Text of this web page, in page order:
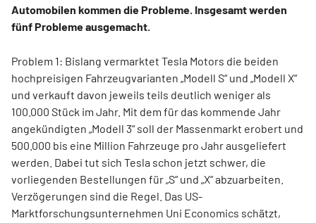
Automobilen kommen die Probleme. Insgesamt werden
fünf Probleme ausgemacht.
Problem 1: Bislang vermarktet Tesla Motors die beiden
hochpreisigen Fahrzeugvarianten „Modell S“ und „Modell X“
und verkauft davon jeweils teils deutlich weniger als
100.000 Stück im Jahr. Mit dem für das kommende Jahr
angekündigten „Modell 3“ soll der Massenmarkt erobert und
500.000 bis eine Million Fahrzeuge pro Jahr ausgeliefert
werden. Dabei tut sich Tesla schon jetzt schwer, die
vorliegenden Bestellungen für „S“ und „X“ abzuarbeiten.
Verzögerungen sind die Regel. Das US-
Marktforschungsunternehmen Uni Economics schätzt,